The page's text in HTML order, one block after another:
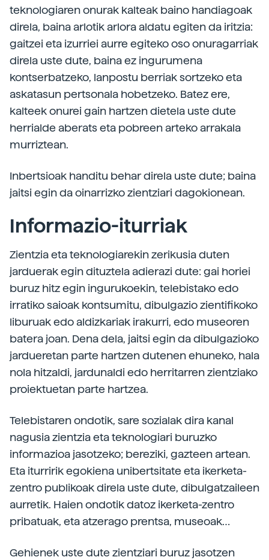
teknologiaren onurak kalteak baino handiagoak
direla, baina arlotik arlora aldatu egiten da iritzia:
gaitzei eta izurriei aurre egiteko oso onuragarriak
direla uste dute, baina ez ingurumena
kontserbatzeko, lanpostu berriak sortzeko eta
askatasun pertsonala hobetzeko. Batez ere,
kalteek onurei gain hartzen dietela uste dute
herrialde aberats eta pobreen arteko arrakala
murriztean.
Inbertsioak handitu behar direla uste dute; baina
jaitsi egin da oinarrizko zientziari dagokionean.
Informazio-iturriak
Zientzia eta teknologiarekin zerikusia duten
jarduerak egin dituztela adierazi dute: gai horiei
buruz hitz egin ingurukoekin, telebistako edo
irratiko saioak kontsumitu, dibulgazio zientifikoko
liburuak edo aldizkariak irakurri, edo museoren
batera joan. Dena dela, jaitsi egin da dibulgazioko
jardueretan parte hartzen dutenen ehuneko, hala
nola hitzaldi, jardunaldi edo herritarren zientziako
proiektuetan parte hartzea.
Telebistaren ondotik, sare sozialak dira kanal
nagusia zientzia eta teknologiari buruzko
informazioa jasotzeko; bereziki, gazteen artean.
Eta iturririk egokiena unibertsitate eta ikerketa-
zentro publikoak direla uste dute, dibulgatzaileen
aurretik. Haien ondotik datoz ikerketa-zentro
pribatuak, eta atzerago prentsa, museoak…
Gehienek uste dute zientziari buruz jasotzen